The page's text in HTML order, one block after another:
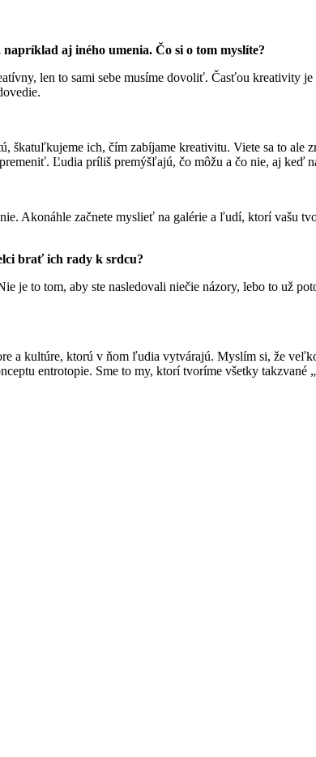
aj iného umenia. Čo si o tom myslíte?
len to sami sebe musíme dovoliť. Časťou kreativity
škatuľkujeme ich, čím zabíjame kreativitu. Viete sa to
Ľudia príliš premýšľajú, čo môžu a čo nie, aj keď
Akonáhle začnete myslieť na galérie a ľudí, ktorí vašu
brať ich rady k srdcu?
je to tom, aby ste nasledovali niečie názory, lebo to už
a kultúre, ktorú v ňom ľudia vytvárajú. Myslím si, že
entrotopie. Sme to my, ktorí tvoríme všetky takzvané